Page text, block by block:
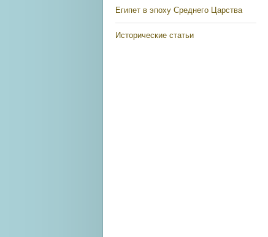
Египет в эпоху Среднего Царства
Исторические статьи